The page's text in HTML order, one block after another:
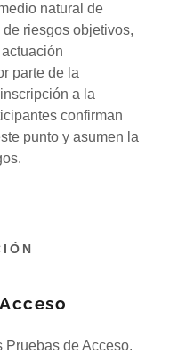
natural de
riesgos objetivos,
parte de la
a la
confirman
punto y asumen la
Pruebas de Acceso.